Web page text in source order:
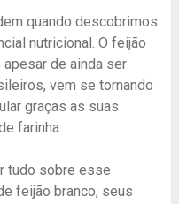
quando descobrimos
nutricional. O feijão
de ainda ser
vem se tornando
graças as suas
farinha.
tudo sobre esse
feijão branco, seus